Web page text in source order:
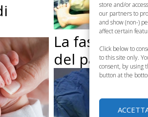
store and/or
our partners to
and show (non-)
affect certain
Click below to
to this site only.
consent, by using
button at the
La fase
del parto